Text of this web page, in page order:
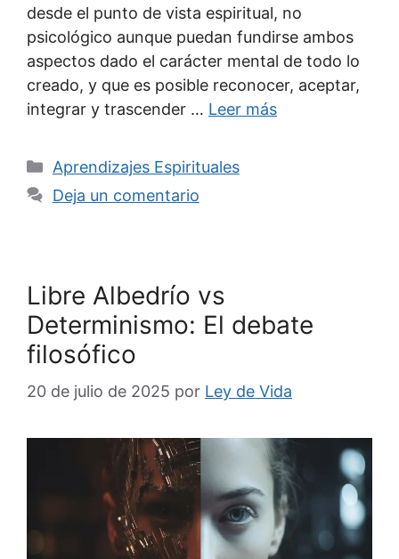
desde el punto de vista espiritual, no
psicológico aunque puedan fundirse ambos
aspectos dado el carácter mental de todo lo
creado, y que es posible reconocer, aceptar,
integrar y trascender … Leer más
Categorías
Aprendizajes Espirituales
Deja un comentario
Libre Albedrío vs
Determinismo: El debate
filosófico
20 de julio de 2025 por Ley de Vida